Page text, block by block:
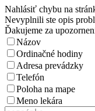
Nahlásiť chybu na
Nevyplnili ste opis
Ďakujeme za
Názov
Ordinačné hodiny
Adresa prevádzky
Telefón
Poloha na mape
Meno lekára